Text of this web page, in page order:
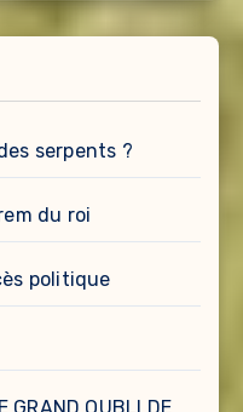
serpents ?
du roi
politique